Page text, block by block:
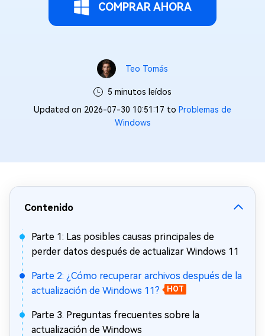
COMPRAR AHORA
Teo Tomás
5 minutos leídos
Updated on 2026-07-30 10:51:17 to Problemas de
Windows
Contenido
Parte 1: Las posibles causas principales de
perder datos después de actualizar Windows 11
Parte 2: ¿Cómo recuperar archivos después de la
actualización de Windows 11?
HOT
Parte 3. Preguntas frecuentes sobre la
actualización de Windows